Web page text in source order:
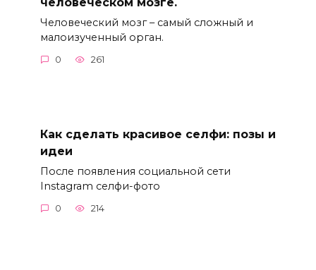
Человеческий мозг – самый сложный и
малоизученный орган.
0 261
Как сделать красивое селфи: позы и
идеи
После появления социальной сети
Instagram селфи-фото
0 214